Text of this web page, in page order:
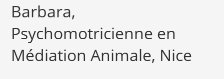
Barbara,
Psychomotricienne en
Médiation Animale, Nice